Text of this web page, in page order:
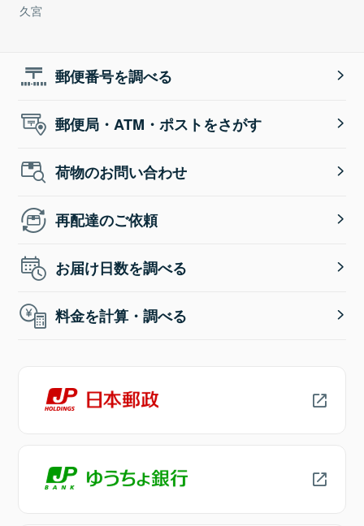
久宮
郵便番号を調べる
郵便局・ATM・ポストをさがす
荷物のお問い合わせ
再配達のご依頼
お届け日数を調べる
料金を計算・調べる